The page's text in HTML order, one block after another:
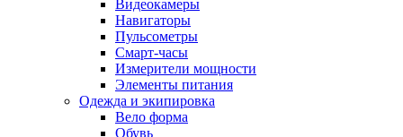
Видеокамеры
Навигаторы
Пульсометры
Смарт-часы
Измерители мощности
Элементы питания
Одежда и экипировка
Вело форма
Обувь